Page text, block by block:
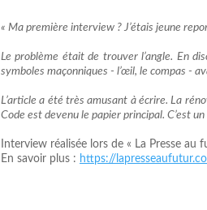
« Ma première interview ? J’étais jeune
Le problème était de trouver l’angle. En
symboles maçonniques - l’œil, le compas -
L’article a été très amusant à écrire. La
Code est devenu le papier principal. C’est
Interview réalisée lors de « La Presse
En savoir plus : https://